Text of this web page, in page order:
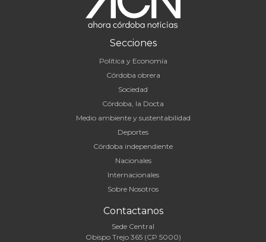
Secciones
Política y Economía
Córdoba obrera
Sociedad
Córdoba, la Docta
Medio ambiente y sustentabilidad
Deportes
Córdoba independiente
Nacionales
Internacionales
Sobre Nosotros
Contactanos
Sede Central
Obispo Trejo 365 (CP 5000)